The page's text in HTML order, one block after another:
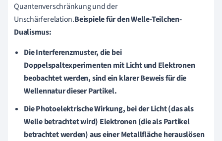
Quantenverschränkung und der
Unschärferelation.Beispiele für den Welle-Teilchen-
Dualismus:
Die Interferenzmuster, die bei
Doppelspaltexperimenten mit Licht und Elektronen
beobachtet werden, sind ein klarer Beweis für die
Wellennatur dieser Partikel.
Die Photoelektrische Wirkung, bei der Licht (das als
Welle betrachtet wird) Elektronen (die als Partikel
betrachtet werden) aus einer Metallfläche herauslösen